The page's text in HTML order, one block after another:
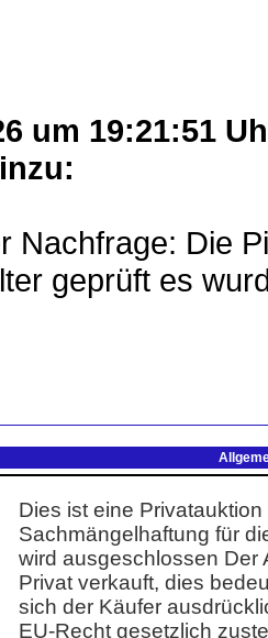
um 19:21:51
Nachfrage: Die
geprüft es